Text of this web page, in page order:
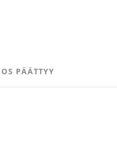
PÄÄTTYY